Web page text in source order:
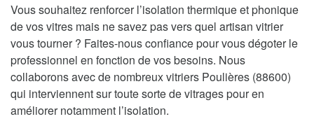
Vous souhaitez renforcer l’isolation thermique et phonique
de vos vitres mais ne savez pas vers quel artisan vitrier
vous tourner ? Faites-nous confiance pour vous dégoter le
professionnel en fonction de vos besoins. Nous
collaborons avec de nombreux vitriers Poulières (88600)
qui interviennent sur toute sorte de vitrages pour en
améliorer notamment l’isolation.